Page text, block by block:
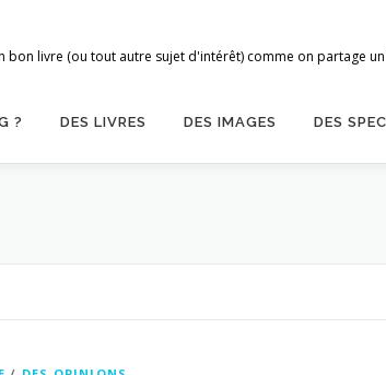
livre (ou tout autre sujet d'intérêt) comme on partage
? DES LIVRES DES IMAGES DES